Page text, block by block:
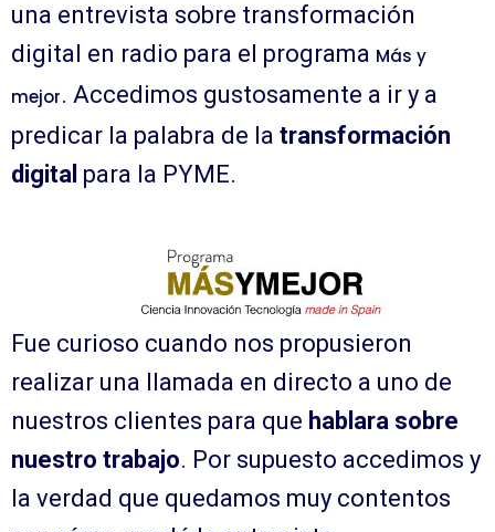
una entrevista sobre transformación
digital en radio para el programa Más y
mejor. Accedimos gustosamente a ir y a
predicar la palabra de la transformación
digital para la PYME.
Fue curioso cuando nos propusieron
realizar una llamada en directo a uno de
nuestros clientes para que hablara sobre
nuestro trabajo. Por supuesto accedimos y
la verdad que quedamos muy contentos